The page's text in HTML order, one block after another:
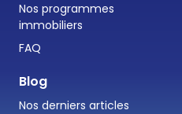
Nos programmes
immobiliers
FAQ
Blog
Nos derniers articles